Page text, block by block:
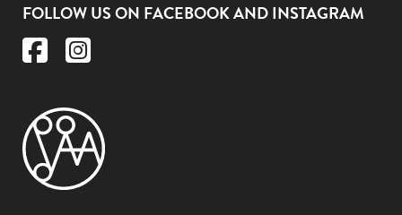
FOLLOW US ON FACEBOOK AND INSTAGRAM